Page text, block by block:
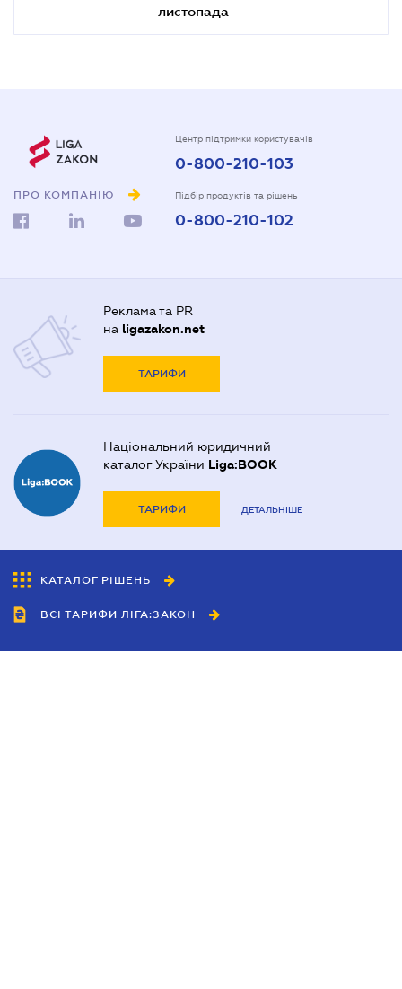
листопада
ПРО КОМПАНІЮ
Центр підтримки користувачів
0-800-210-103
Підбір продуктів та рішень
0-800-210-102
Реклама та PR
на ligazakon.net
ТАРИФИ
Національний юридичний
каталог України Liga:BOOK
ТАРИФИ ДЕТАЛЬНІШЕ
КАТАЛОГ РІШЕНЬ
ВСІ ТАРИФИ ЛІГА:ЗАКОН